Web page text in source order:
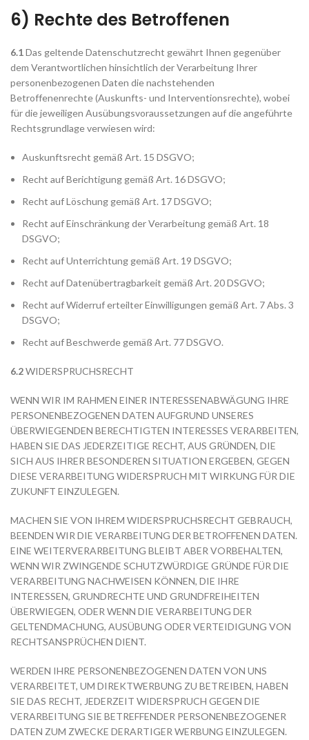
6) Rechte des Betroffenen
6.1Das geltende Datenschutzrecht gewährt Ihnen gegenüber
dem Verantwortlichen hinsichtlich der Verarbeitung Ihrer
personenbezogenen Daten die nachstehenden
Betroffenenrechte (Auskunfts- und Interventionsrechte), wobei
für die jeweiligen Ausübungsvoraussetzungen auf die angeführte
Rechtsgrundlage verwiesen wird:
Auskunftsrecht gemäß Art. 15 DSGVO;
Recht auf Berichtigung gemäß Art. 16 DSGVO;
Recht auf Löschung gemäß Art. 17 DSGVO;
Recht auf Einschränkung der Verarbeitung gemäß Art. 18
DSGVO;
Recht auf Unterrichtung gemäß Art. 19 DSGVO;
Recht auf Datenübertragbarkeit gemäß Art. 20 DSGVO;
Recht auf Widerruf erteilter Einwilligungen gemäß Art. 7 Abs. 3
DSGVO;
Recht auf Beschwerde gemäß Art. 77 DSGVO.
6.2WIDERSPRUCHSRECHT
WENN WIR IM RAHMEN EINER INTERESSENABWÄGUNG IHRE
PERSONENBEZOGENEN DATEN AUFGRUND UNSERES
ÜBERWIEGENDEN BERECHTIGTEN INTERESSES VERARBEITEN,
HABEN SIE DAS JEDERZEITIGE RECHT, AUS GRÜNDEN, DIE
SICH AUS IHRER BESONDEREN SITUATION ERGEBEN, GEGEN
DIESE VERARBEITUNG WIDERSPRUCH MIT WIRKUNG FÜR DIE
ZUKUNFT EINZULEGEN.
MACHEN SIE VON IHREM WIDERSPRUCHSRECHT GEBRAUCH,
BEENDEN WIR DIE VERARBEITUNG DER BETROFFENEN DATEN.
EINE WEITERVERARBEITUNG BLEIBT ABER VORBEHALTEN,
WENN WIR ZWINGENDE SCHUTZWÜRDIGE GRÜNDE FÜR DIE
VERARBEITUNG NACHWEISEN KÖNNEN, DIE IHRE
INTERESSEN, GRUNDRECHTE UND GRUNDFREIHEITEN
ÜBERWIEGEN, ODER WENN DIE VERARBEITUNG DER
GELTENDMACHUNG, AUSÜBUNG ODER VERTEIDIGUNG VON
RECHTSANSPRÜCHEN DIENT.
WERDEN IHRE PERSONENBEZOGENEN DATEN VON UNS
VERARBEITET, UM DIREKTWERBUNG ZU BETREIBEN, HABEN
SIE DAS RECHT, JEDERZEIT WIDERSPRUCH GEGEN DIE
VERARBEITUNG SIE BETREFFENDER PERSONENBEZOGENER
DATEN ZUM ZWECKE DERARTIGER WERBUNG EINZULEGEN.